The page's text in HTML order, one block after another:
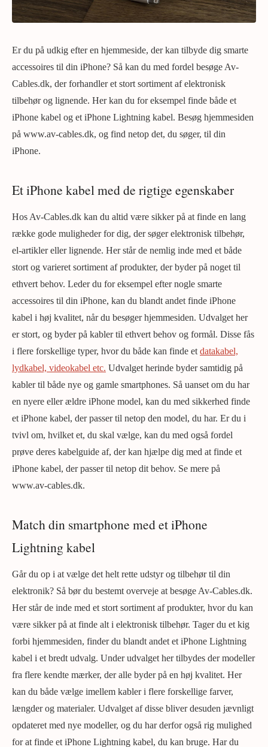
Er du på udkig efter en hjemmeside, der kan tilbyde dig smarte
accessoires til din iPhone? Så kan du med fordel besøge Av-
Cables.dk, der forhandler et stort sortiment af elektronisk
tilbehør og lignende. Her kan du for eksempel finde både et
iPhone kabel og et iPhone Lightning kabel. Besøg hjemmesiden
på www.av-cables.dk, og find netop det, du søger, til din
iPhone.
Et iPhone kabel med de rigtige egenskaber
Hos Av-Cables.dk kan du altid være sikker på at finde en lang
række gode muligheder for dig, der søger elektronisk tilbehør,
el-artikler eller lignende. Her står de nemlig inde med et både
stort og varieret sortiment af produkter, der byder på noget til
ethvert behov. Leder du for eksempel efter nogle smarte
accessoires til din iPhone, kan du blandt andet finde iPhone
kabel i høj kvalitet, når du besøger hjemmesiden. Udvalget her
er stort, og byder på kabler til ethvert behov og formål. Disse fås
i flere forskellige typer, hvor du både kan finde et datakabel,
lydkabel, videokabel etc. Udvalget herinde byder samtidig på
kabler til både nye og gamle smartphones. Så uanset om du har
en nyere eller ældre iPhone model, kan du med sikkerhed finde
et iPhone kabel, der passer til netop den model, du har. Er du i
tvivl om, hvilket et, du skal vælge, kan du med også fordel
prøve deres kabelguide af, der kan hjælpe dig med at finde et
iPhone kabel, der passer til netop dit behov. Se mere på
www.av-cables.dk.
Match din smartphone med et iPhone
Lightning kabel
Går du op i at vælge det helt rette udstyr og tilbehør til din
elektronik? Så bør du bestemt overveje at besøge Av-Cables.dk.
Her står de inde med et stort sortiment af produkter, hvor du kan
være sikker på at finde alt i elektronisk tilbehør. Tager du et kig
forbi hjemmesiden, finder du blandt andet et iPhone Lightning
kabel i et bredt udvalg. Under udvalget her tilbydes der modeller
fra flere kendte mærker, der alle byder på en høj kvalitet. Her
kan du både vælge imellem kabler i flere forskellige farver,
længder og materialer. Udvalget af disse bliver desuden jævnligt
opdateret med nye modeller, og du har derfor også rig mulighed
for at finde et iPhone Lightning kabel, du kan bruge. Har du